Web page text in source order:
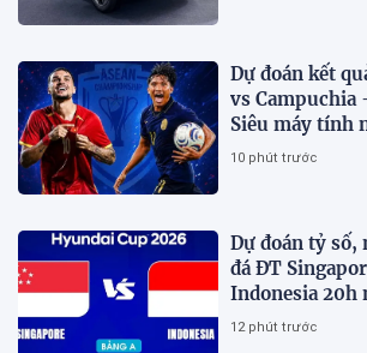
Dự đoán kết
vs Campuchia
Siêu máy tính
đá hôm nay
10 phút trước
Dự đoán tỷ số,
đá ĐT
Indonesia 20h
chiến sống còn
12 phút trước